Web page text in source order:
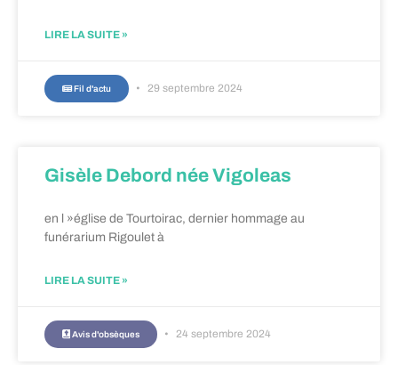
LIRE LA SUITE »
Fil d'actu 29 septembre 2024
Gisèle Debord née Vigoleas
en l »église de Tourtoirac, dernier hommage au
funérarium Rigoulet à
LIRE LA SUITE »
Avis d'obsèques 24 septembre 2024